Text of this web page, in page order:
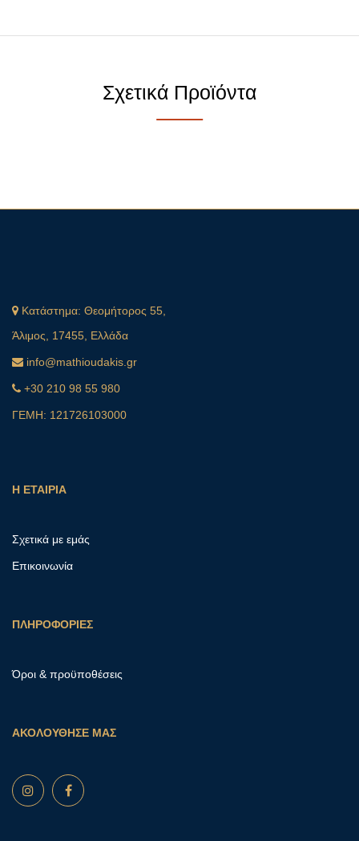
Σχετικά Προϊόντα
Κατάστημα: Θεομήτορος 55,
Άλιμος, 17455, Ελλάδα
info@mathioudakis.gr
+30 210 98 55 980
ΓΕΜΗ: 121726103000
Η ΕΤΑΙΡΙΑ
Σχετικά με εμάς
Επικοινωνία
ΠΛΗΡΟΦΟΡΙΕΣ
Όροι & προϋποθέσεις
ΑΚΟΛΟΥΘΗΣΕ ΜΑΣ